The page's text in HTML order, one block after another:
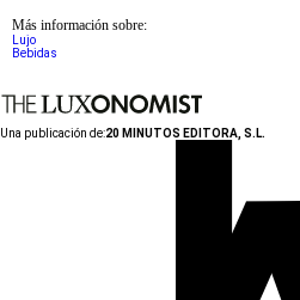
Más información sobre:
Lujo
Bebidas
Una publicación de:20 MINUTOS EDITORA, S.L.